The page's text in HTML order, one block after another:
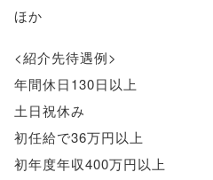
ほか
<紹介先待遇例>
年間休日130日以上
土日祝休み
初任給で36万円以上
初年度年収400万円以上